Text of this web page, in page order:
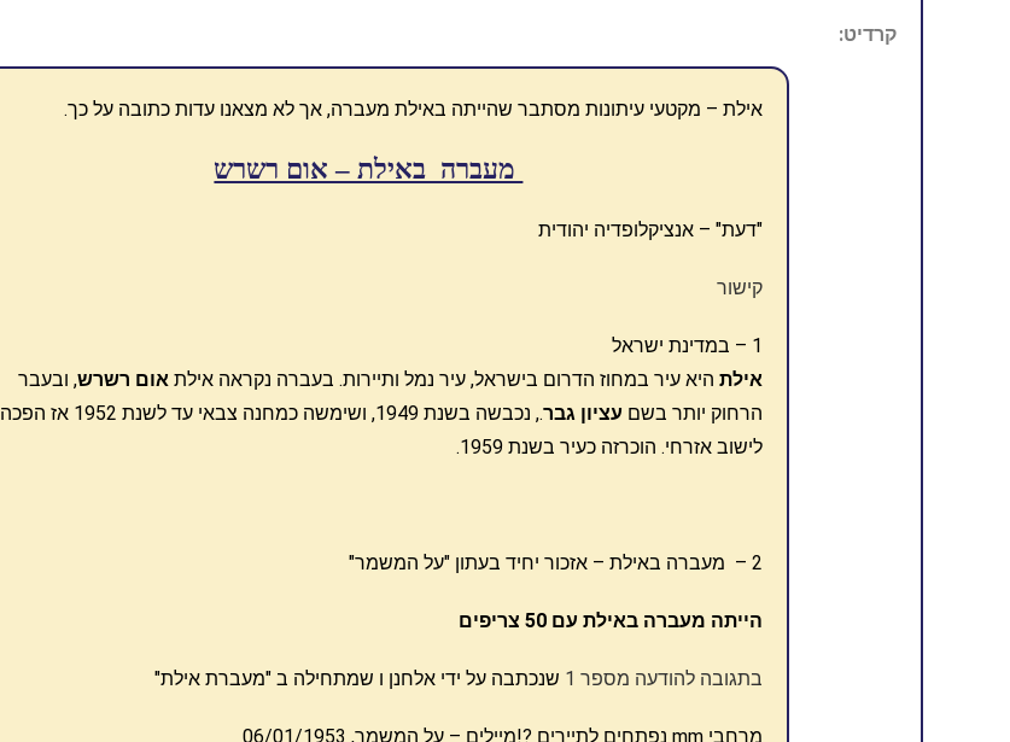
קרדיט:
אילת – מקטעי עיתונות מסתבר שהייתה באילת מעברה, אך לא מצאנו עדות כתובה על כך.
מעברה באילת – אום רשרש
"דעת" – אנציקלופדיה יהודית
קישור
1 – במדינת ישראל
אילתהיא עיר במחוז הדרום בישראל, עיר נמל ותיירות. בעברה נקראה אילת אום רשרש, ובעבר
הרחוק יותר בשם עציון גבר
., נכבשה בשנת 1949, ושימשה כמחנה צבאי עד לשנת 1952 אז הפכה
לישוב אזרחי. הוכרזה כעיר בשנת 1959.
2 – מעברה באילת – אזכור יחיד בעתון "על המשמר"
הייתה מעברה באילת עם 50 צריפים
בתגובה להודעה מספר 1 שנכתבה על ידי אלחנן ו שמתחילה ב "מעברת אילת"
מרחבי mm נפתחים לתיירים ?!מיילים – על המשמר, 06/01/1953